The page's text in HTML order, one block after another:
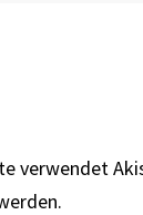
verwendet